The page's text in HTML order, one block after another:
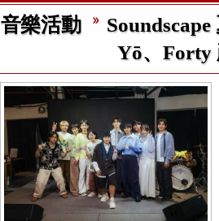
音樂活動
Yō、Forty